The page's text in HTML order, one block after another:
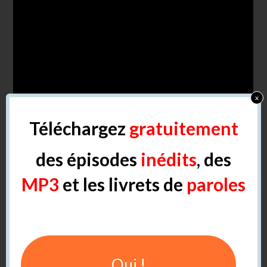
et/est/es
Téléchargez gratuitement
des épisodes inédits, des
MP3 et les livrets de paroles
x